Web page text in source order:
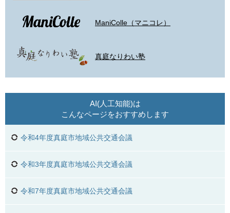
ManiColle（マニコレ）
真庭なりわい塾
AI(人工知能)は
こんなページをおすすめします
令和4年度真庭市地域公共交通会議
令和3年度真庭市地域公共交通会議
令和7年度真庭市地域公共交通会議